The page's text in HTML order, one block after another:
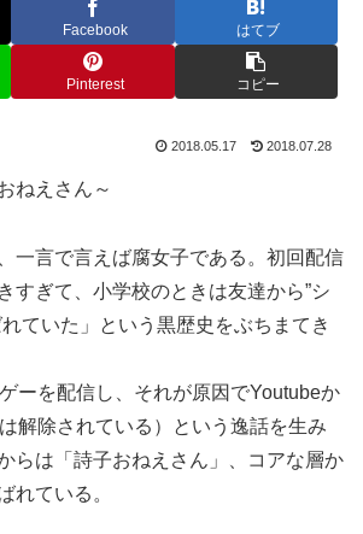
Facebook はてブ
Pinterest コピー
2018.05.17 2018.07.28
ねえさん～
一言で言えば腐女子である。初回配信
すぎて、小学校のときは友達から”シ
れていた」という黒歴史をぶちまてき
ーを配信し、それが原因でYoutubeか
解除されている）という逸話を生み
らは「詩子おねえさん」、コアな層か
れている。